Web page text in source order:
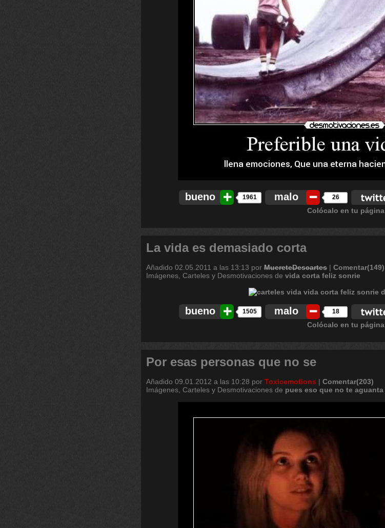
bueno 1961 malo 26
Colócalo en tu página
La vida es demasiado corta
Añadido 02.05.2011 a las 13:13 por MuereteDescartes | Comentar(149)
Imágenes, Carteles y Desmotivaciones de vida corta feliz sonrie
bueno 1505 malo 18
Colócalo en tu página
Por esas personas que no se
Añadido 09.01.2012 a las 10:28 por Toxicemotions | Comentar(203)
Imágenes, Carteles y Desmotivaciones de pues eso que no te aguanta